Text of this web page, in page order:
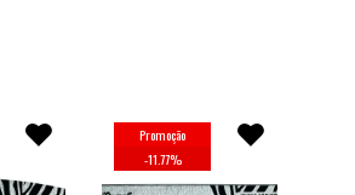
Promoção
-11.77%